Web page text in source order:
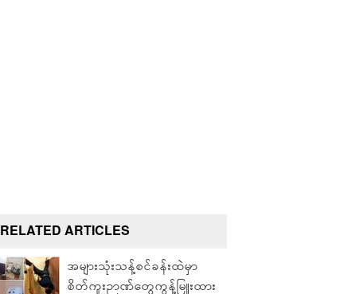
RELATED ARTICLES
အများသုံးသန့်စင်ခန်းထဲမှာ
စိတ်ကူးဉာဏ်တွေကွန့်မြူးထား